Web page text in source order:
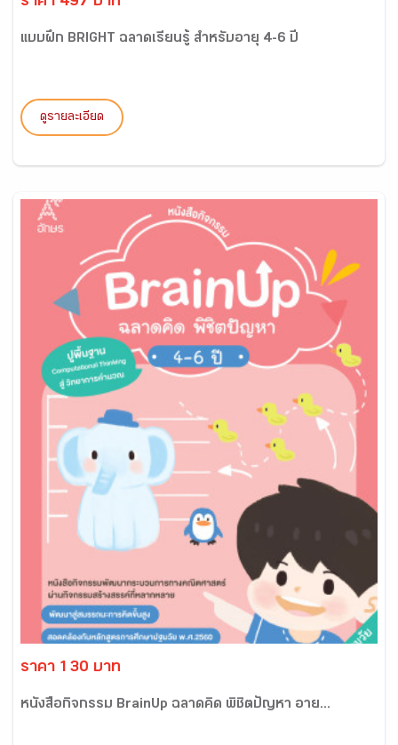
ราคา 497 บาท
แบบฝึก BRIGHT ฉลาดเรียนรู้ สำหรับอายุ 4-6 ปี
ดูรายละเอียด
ราคา 130 บาท
หนังสือกิจกรรม BrainUp ฉลาดคิด พิชิตปัญหา อาย...